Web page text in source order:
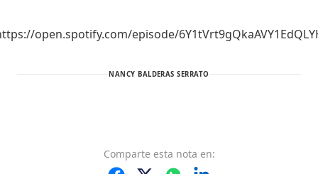
open.spotify.com/episode/
NANCY BALDERAS SERRATO
Comparte esta nota en: